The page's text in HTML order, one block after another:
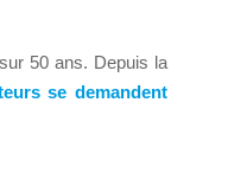
50 ans. Depuis la
se demandent